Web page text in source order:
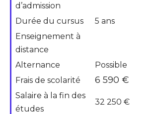
d’admission
Durée du cursus
5 ans
Enseignement à
distance
Alternance
Possible
Frais de scolarité
6 590 €
Salaire à la fin des
études
32 250 €